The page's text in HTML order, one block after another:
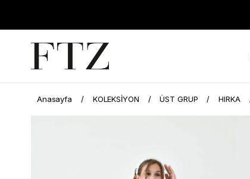
Anasayfa KOLEKSİYON ÜST GRUP HIRKA